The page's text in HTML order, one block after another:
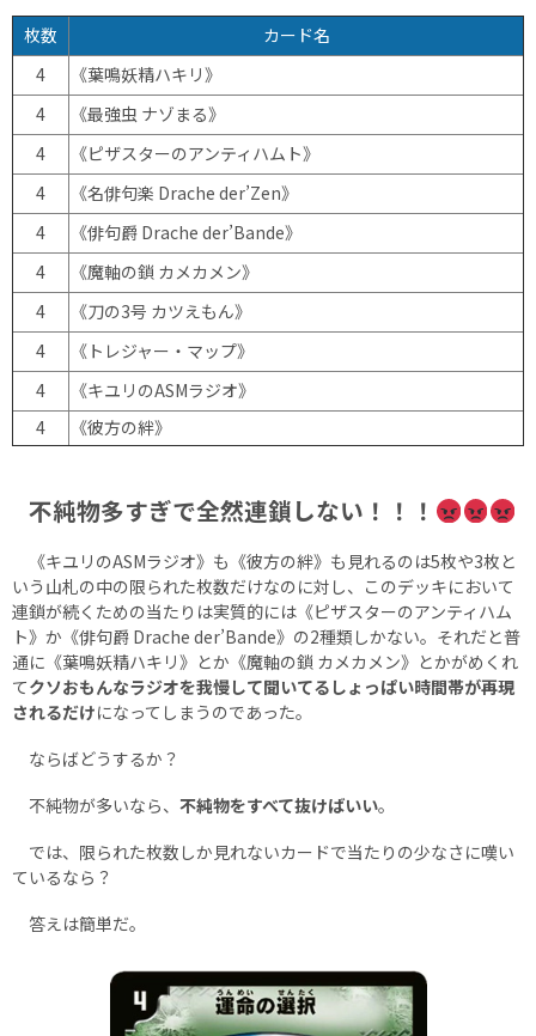
枚数
カード名
4
《葉鳴妖精ハキリ》
4
《最強虫 ナゾまる》
4
《ピザスターのアンティハムト》
4
《名俳句楽 Drache der’Zen》
4
《俳句爵 Drache der’Bande》
4
《魔軸の鎖 カメカメン》
4
《刀の3号 カツえもん》
4
《トレジャー・マップ》
4
《キユリのASMラジオ》
4
《彼方の絆》
不純物多すぎで全然連鎖しない！！！
《キユリのASMラジオ》も《彼方の絆》も見れるのは5枚や3枚と
いう山札の中の限られた枚数だけなのに対し、このデッキにおいて
連鎖が続くための当たりは実質的には《ピザスターのアンティハム
ト》か《俳句爵 Drache der’Bande》の2種類しかない。それだと普
通に《葉鳴妖精ハキリ》とか《魔軸の鎖 カメカメン》とかがめくれ
てクソおもんなラジオを我慢して聞いてるしょっぱい時間帯が再現
されるだけになってしまうのであった。
ならばどうするか？
不純物が多いなら、 不純物をすべて抜けばいい。
では、限られた枚数しか見れないカードで当たりの少なさに嘆い
ているなら？
答えは簡単だ。